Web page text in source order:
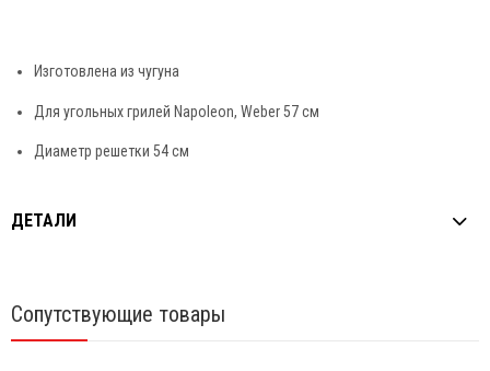
Изготовлена из чугуна
Для угольных грилей Napoleon, Weber 57 см
Диаметр решетки 54 см
ДЕТАЛИ
Сопутствующие товары